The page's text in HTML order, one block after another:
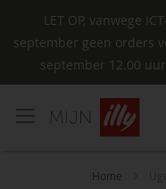
LET OP, vanwege
september geen orders
september 12.00
Home